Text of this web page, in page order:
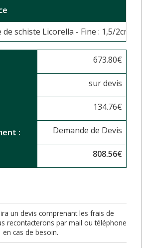
de schiste Licorella - Fine : 1,5/2cm -
673.80€
sur devis
134.76€
: Demande de Devis
808.56€
un devis comprenant les frais de
recontacterons par mail ou téléphone
en cas de besoin.